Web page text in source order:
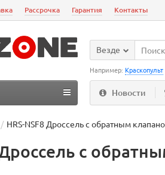
Рассрочка Гарантия Контакты
Везде
Например: Краскопульт
Новости
HRS-NSF8 Дроссель с обратным
Дроссель с